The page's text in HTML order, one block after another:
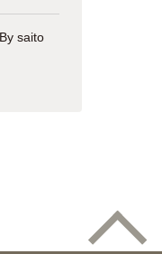
By saito